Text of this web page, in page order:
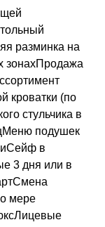
разминка на
зонахПродажа
кроватки (по
стульчика в
подушек
в
3 дня или в
мере